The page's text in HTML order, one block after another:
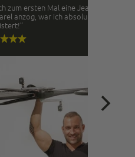
zum ersten Mal eine Jeans von
anzog, war ich absolut